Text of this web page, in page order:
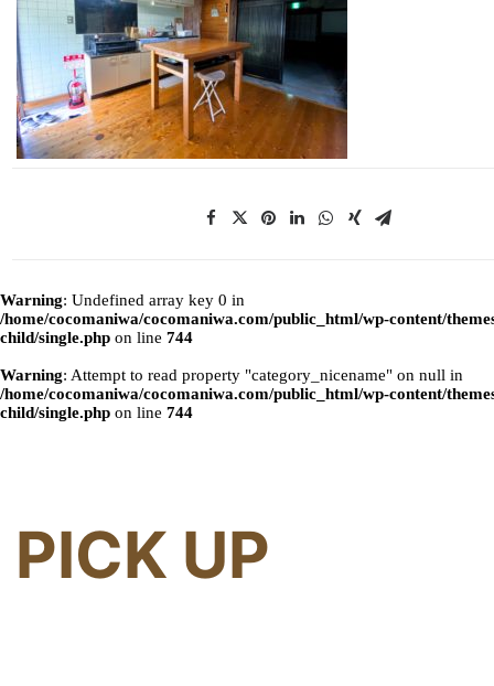
Warning: Undefined array key 0 in
/home/cocomaniwa/cocomaniwa.com/public_html/wp-content/
child/single.php on line 744
Warning: Attempt to read property "category_nicename" on null in
/home/cocomaniwa/cocomaniwa.com/public_html/wp-content/
child/single.php on line 744
PICK UP